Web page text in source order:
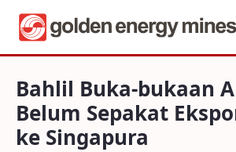
Bahlil Buka-bukaan
Bahlil Buka-bukaan
Belum Sepakat
ke Singapura